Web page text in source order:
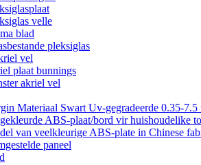
velle
blad
pleksiglas
vel
plaat bunnings
akriel vel
Materiaal Swart Uv-gegradeerde 0.35-
ABS-plaat/bord vir huishoudelike
van veelkleurige ABS-plate in Chinese
paneel